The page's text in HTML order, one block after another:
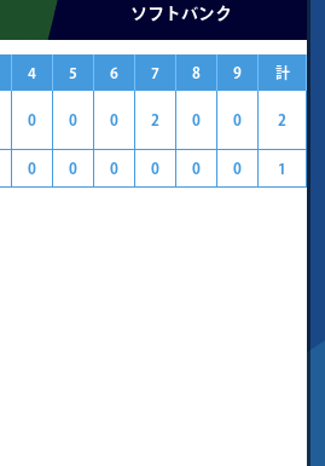
ソフトバンク
4 5 6 7 8 9 計
0 0 0 2 0 0 2
0 0 0 0 0 0 1